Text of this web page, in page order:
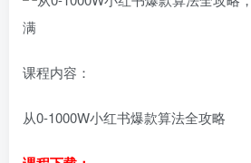
课程内容：
从0-1000W小红书爆款算法全攻略